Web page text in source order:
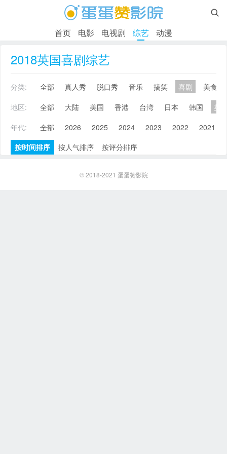

首页 电影 电视剧 综艺 动漫
2018英国喜剧综艺
分类: 全部 真人秀 脱口秀 音乐 搞笑 喜剧
美食
地区:
全部 大陆 美国 香港 台湾 日本 韩国
英
年代:
全部 2026 2025 2024 2023 2022 2021
按时间排序
按人气排序 按评分排序
© 2018-2021 蛋蛋赞影院